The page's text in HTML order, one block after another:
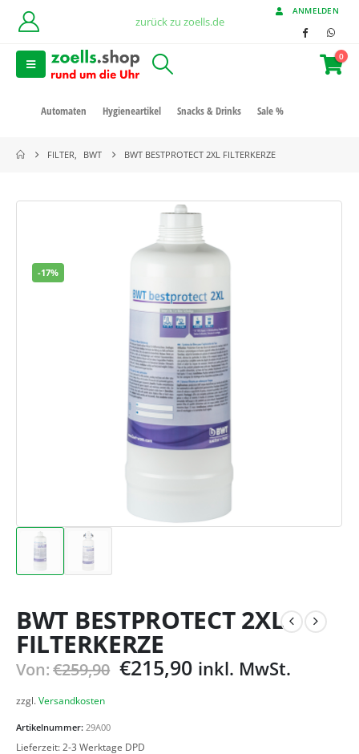
zurück zu zoells.de
ANMELDEN
0
Automaten Hygieneartikel Snacks & Drinks Sale %
FILTER, BWT BWT BESTPROTECT 2XL FILTERKERZE
-17%
BWT BESTPROTECT 2XL
FILTERKERZE
Von:€259,90 €215,90 inkl. MwSt.
zzgl.Versandkosten
Artikelnummer: 29A00
Lieferzeit: 2-3 Werktage DPD